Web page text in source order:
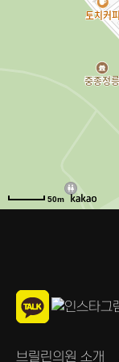
50m
브릴린의원 소개